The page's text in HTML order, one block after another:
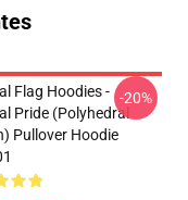
Flag Hoodies -
Pride (Polyhedral
Pullover Hoodie
-20%